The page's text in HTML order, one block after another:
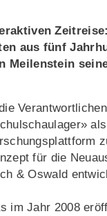
aus fünf
Meilenstein
für die
& Oswald
im Jahr 2008